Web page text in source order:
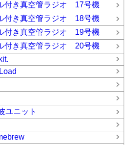
付き真空管ラジオ 17号機
付き真空管ラジオ 18号機
付き真空管ラジオ 19号機
付き真空管ラジオ 20号機
ユニット